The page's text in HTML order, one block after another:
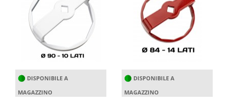
DISPONIBILE A
MAGAZZINO
DISPONIBILE A
MAGAZZINO